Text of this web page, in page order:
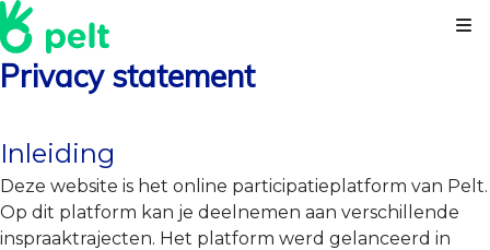
Privacy statement
Inleiding
Deze website is het online participatieplatform van Pelt.
Op dit platform kan je deelnemen aan verschillende
inspraaktrajecten. Het platform werd gelanceerd in